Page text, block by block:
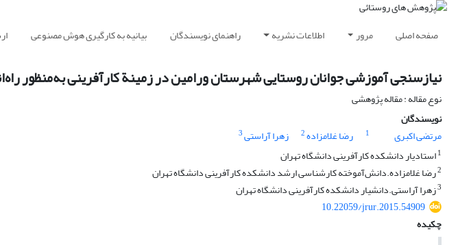
صفحه اصلی مرور اطلاعات نشریه راهنمای نویسندگان بیانیه به کارگیری هوش مصنوعی
نیازسنجی آموزشی جوانان روستایی شهرستان ورامین در زمینة کارآفرینی به‌منظور
نوع مقاله : مقاله پژوهشی
نویسندگان
مرتضی اکبری
1 رضا غلامزاده2 زهرا آراستی3
1استادیار دانشکده کارآفرینی دانشگاه تهران
2رضا غلامزاده.دانش‌آموخته کارشناسی ارشد دانشکده کارآفرینی دانشگاه تهران
3زهرا آراستی.دانشیار دانشکده کارآفرینی دانشگاه تهران
10.22059/jrur.2015.54909
چکیده